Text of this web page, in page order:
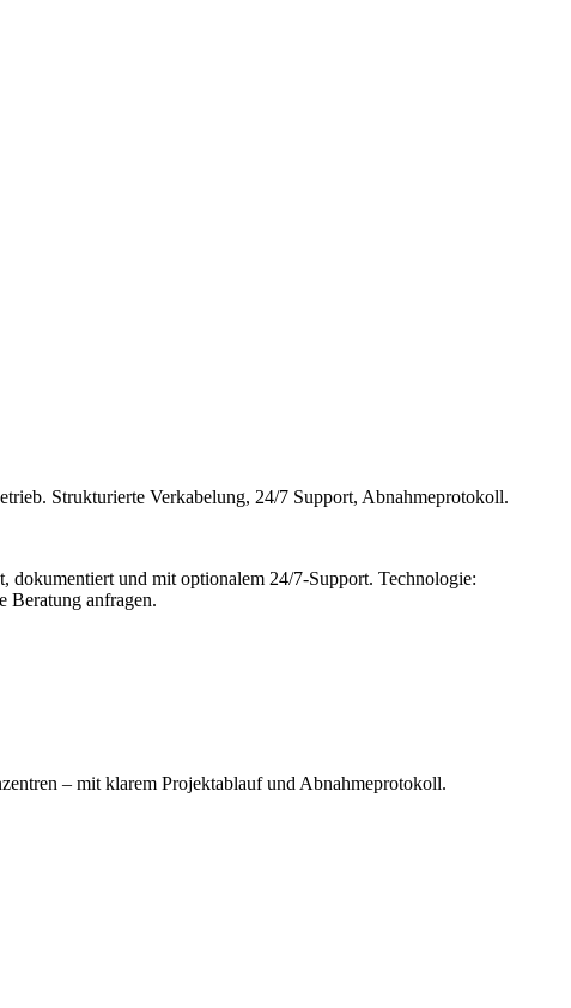
Strukturierte Verkabelung, 24/7 Support, Abnahmeprotokoll.
dokumentiert und mit optionalem 24/7-Support. Technologie:
Beratung anfragen.
– mit klarem Projektablauf und Abnahmeprotokoll.